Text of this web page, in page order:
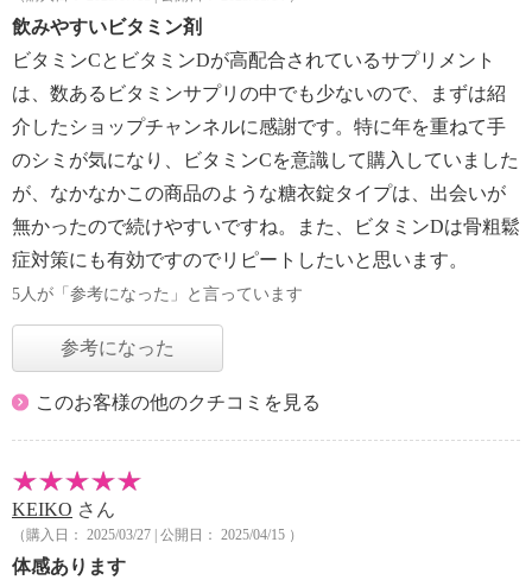
飲みやすいビタミン剤
ビタミンCとビタミンDが高配合されているサプリメント
は、数あるビタミンサプリの中でも少ないので、まずは紹
介したショップチャンネルに感謝です。特に年を重ねて手
のシミが気になり、ビタミンCを意識して購入していました
が、なかなかこの商品のような糖衣錠タイプは、出会いが
無かったので続けやすいですね。また、ビタミンDは骨粗鬆
症対策にも有効ですのでリピートしたいと思います。
5人が「参考になった」と言っています
参考になった
このお客様の他のクチコミを見る
KEIKO さん
（購入日： 2025/03/27 | 公開日： 2025/04/15 ）
体感あります